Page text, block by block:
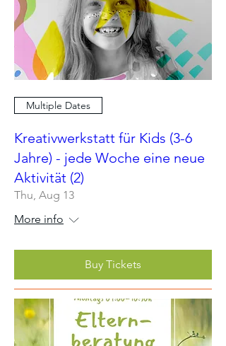
Multiple Dates
Kreativwerkstatt für Kids (3-6
Jahre) - jede Woche eine neue
Aktivität (2)
Thu, Aug 13
More info
Buy Tickets